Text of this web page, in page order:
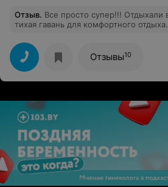
Отзыв. Все просто супер!!! Отдыхали
тихая гавань для комфортного
Отзывы10